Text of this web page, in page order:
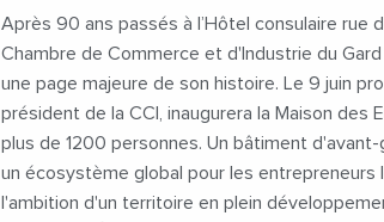
Après 90 ans passés à l’Hôtel consulaire rue
Chambre de Commerce et d'Industrie du
une page majeure de son histoire. Le 9 juin
président de la CCI, inaugurera la Maison des
plus de 1200 personnes. Un bâtiment
un écosystème global pour les entrepreneurs
l'ambition d'un territoire en plein